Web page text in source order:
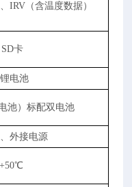
IRV（含温度数据）
卡
电池
池）标配双电池
外接电源